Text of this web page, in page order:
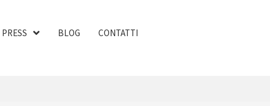
PRESS BLOG CONTATTI